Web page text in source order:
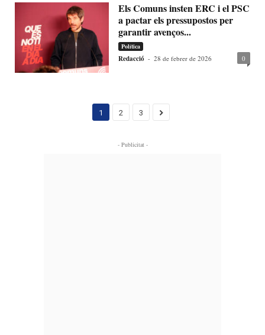
Els Comuns insten ERC i el PSC
a pactar els pressupostos per
garantir avenços...
Política
Redacció - 28 de febrer de 2026 0
1 2 3
- Publicitat -